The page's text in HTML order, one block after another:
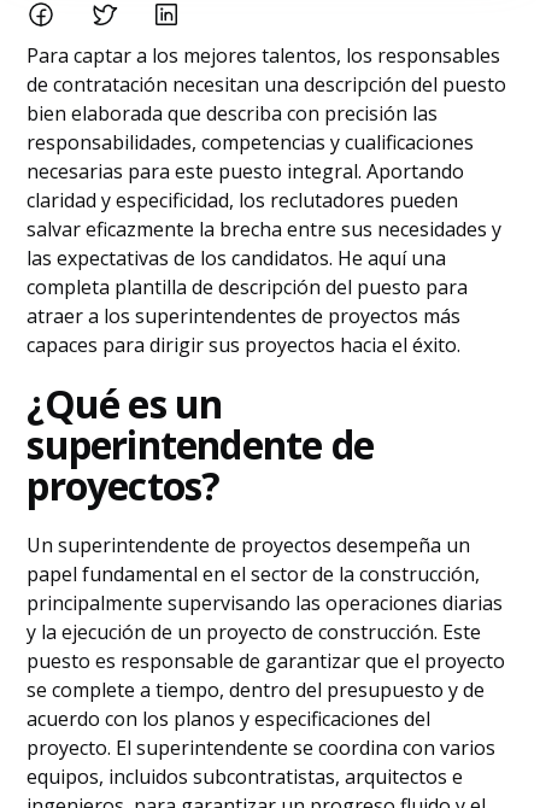
Para captar a los mejores talentos, los responsables
de contratación necesitan una descripción del puesto
bien elaborada que describa con precisión las
responsabilidades, competencias y cualificaciones
necesarias para este puesto integral. Aportando
claridad y especificidad, los reclutadores pueden
salvar eficazmente la brecha entre sus necesidades y
las expectativas de los candidatos. He aquí una
completa plantilla de descripción del puesto para
atraer a los superintendentes de proyectos más
capaces para dirigir sus proyectos hacia el éxito.
¿Qué es un
superintendente de
proyectos?
Un superintendente de proyectos desempeña un
papel fundamental en el sector de la construcción,
principalmente supervisando las operaciones diarias
y la ejecución de un proyecto de construcción. Este
puesto es responsable de garantizar que el proyecto
se complete a tiempo, dentro del presupuesto y de
acuerdo con los planos y especificaciones del
proyecto. El superintendente se coordina con varios
equipos, incluidos subcontratistas, arquitectos e